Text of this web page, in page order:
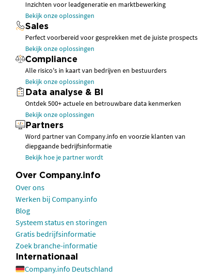
Inzichten voor leadgeneratie en marktbewerking
Bekijk onze oplossingen
Sales
Perfect voorbereid voor gesprekken met de juiste prospects
Bekijk onze oplossingen
Compliance
Alle risico's in kaart van bedrijven en bestuurders
Bekijk onze oplossingen
Data analyse & BI
Ontdek 500+ actuele en betrouwbare data kenmerken
Bekijk onze oplossingen
Partners
Word partner van Company.info en voorzie klanten van
diepgaande bedrijfsinformatie
Bekijk hoe je partner wordt
Over Company.info
Over ons
Werken bij Company.info
Blog
Systeem status en storingen
Gratis bedrijfsinformatie
Zoek branche-informatie
Internationaal
Company.info Deutschland